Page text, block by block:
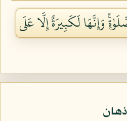
وَإِنَّهَا لَكَبِيرَةٌ إِلَّا عَلَى